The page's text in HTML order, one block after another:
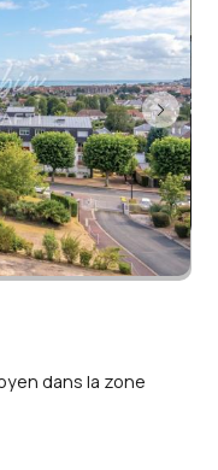
dans la zone